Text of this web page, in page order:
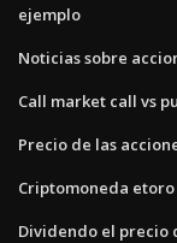
ejemplo
Noticias sobre
Call market call vs
Precio de las
Criptomoneda etoro
Dividendo el precio